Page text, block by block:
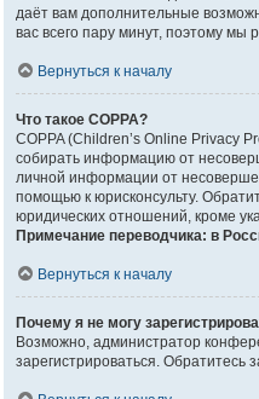
даёт вам дополнительные
вас всего пару минут, поэтому мы
Вернуться к началу
Что такое COPPA?
COPPA (Children’s Online Privacy
собирать информацию от
личной информации от
помощью к юрисконсульту.
юридических отношений, кроме
Примечание переводчика: в
Вернуться к началу
Почему я не могу
Возможно, администратор
зарегистрироваться.